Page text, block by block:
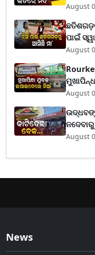
August
ପାଇଁ
August
August
August
News